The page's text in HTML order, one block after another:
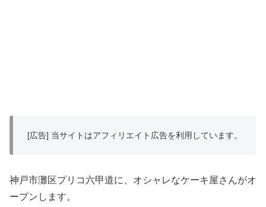
[広告] 当サイトはアフィリエイト広告を利用しています。
神戸市灘区プリコ六甲道に、オシャレなケーキ屋さんがオ
ープンします。